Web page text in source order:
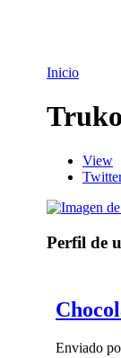
Inicio
View
Perfil de
Enviado